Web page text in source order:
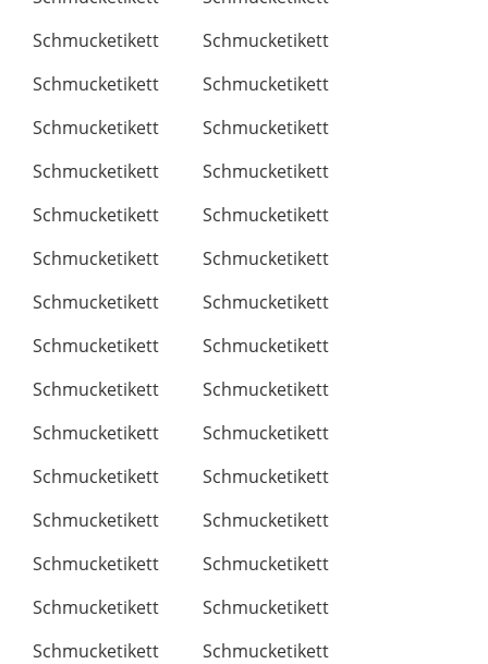
Schmucketikett
Schmucketikett
Schmucketikett
Schmucketikett
Schmucketikett
Schmucketikett
Schmucketikett
Schmucketikett
Schmucketikett
Schmucketikett
Schmucketikett
Schmucketikett
Schmucketikett
Schmucketikett
Schmucketikett
Schmucketikett
Schmucketikett
Schmucketikett
Schmucketikett
Schmucketikett
Schmucketikett
Schmucketikett
Schmucketikett
Schmucketikett
Schmucketikett
Schmucketikett
Schmucketikett
Schmucketikett
Schmucketikett
Schmucketikett